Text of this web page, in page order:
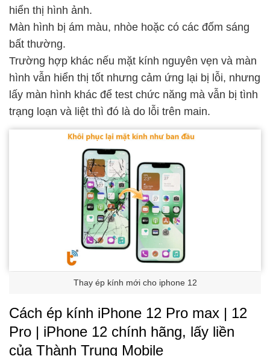
hiển thị hình ảnh.
Màn hình bị ám màu, nhòe hoặc có các đốm sáng
bất thường.
Trường hợp khác nếu mặt kính nguyên vẹn và màn
hình vẫn hiển thị tốt nhưng cảm ứng lại bị lỗi, nhưng
lấy màn hình khác để test chức năng mà vẫn bị tình
trạng loạn và liệt thì đó là do lỗi trên main.
Thay ép kính mới cho iphone 12
Cách ép kính iPhone 12 Pro max | 12
Pro | iPhone 12 chính hãng, lấy liền
của Thành Trung Mobile